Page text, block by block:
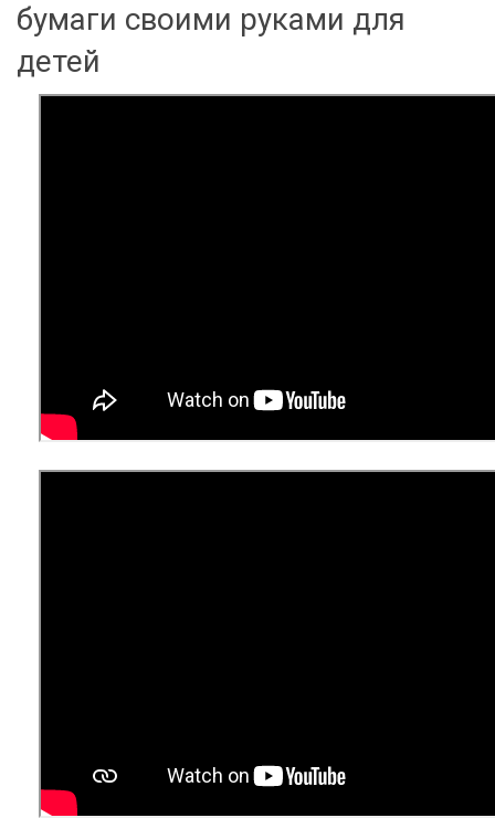
бумаги своими руками для
детей